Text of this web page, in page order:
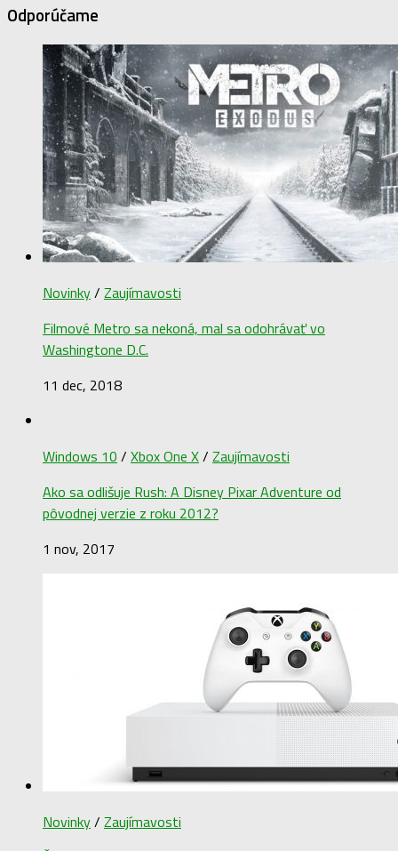
Odporúčame
Novinky/ Zaujímavosti
Filmové Metro sa nekoná, mal sa odohrávať vo
Washingtone D.C.
11 dec, 2018
Windows 10 / Xbox One X/ Zaujímavosti
Ako sa odlišuje Rush: A Disney Pixar Adventure od
pôvodnej verzie z roku 2012?
1 nov, 2017
Novinky/ Zaujímavosti